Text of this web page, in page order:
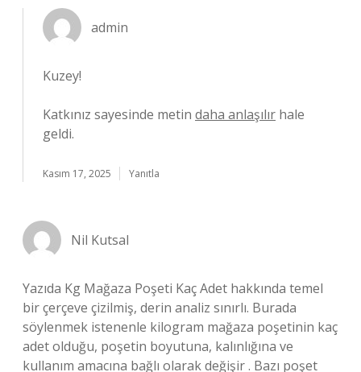
admin
Kuzey!
Katkınız sayesinde metin daha anlaşılır hale
geldi.
Kasım 17, 2025 Yanıtla
Nil Kutsal
Yazıda Kg Mağaza Poşeti Kaç Adet hakkında temel
bir çerçeve çizilmiş, derin analiz sınırlı. Burada
söylenmek istenenle kilogram mağaza poşetinin kaç
adet olduğu, poşetin boyutuna, kalınlığına ve
kullanım amacına bağlı olarak değişir . Bazı poşet